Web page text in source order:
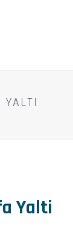
YALTI
Yalti